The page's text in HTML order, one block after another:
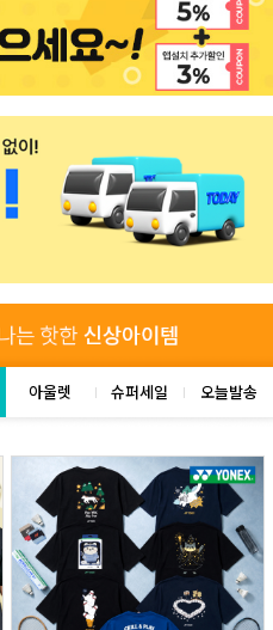
아울렛 슈퍼세일 오늘발송